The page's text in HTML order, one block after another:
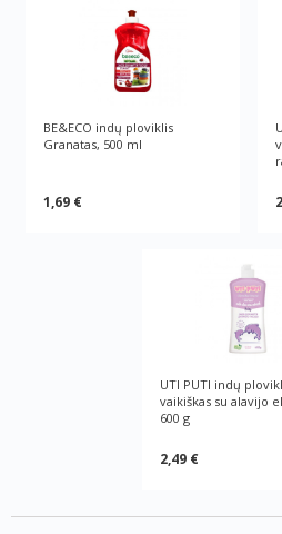
BE&ECO indų ploviklis
Granatas, 500 ml
1,69 €
UTI PUTI indų
vaikiškas su alavijo
600 g
2,49 €